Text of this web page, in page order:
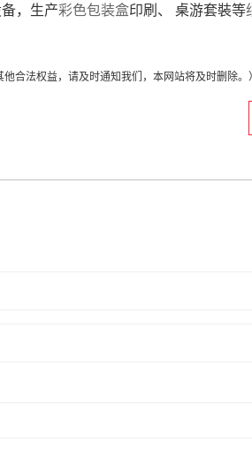
，生产彩色包装盒印刷、 桌游套裝等
合法权益，请及时通知我们，本网站将及时删除。）